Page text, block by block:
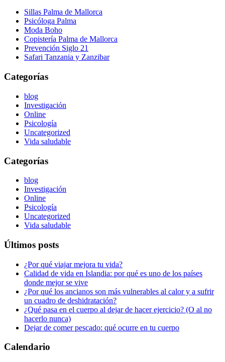
Sillas Palma de Mallorca
Psicóloga Palma
Moda Boho
Copistería Palma de Mallorca
Prevención Siglo 21
Safari Tanzania y Zanzibar
Categorías
blog
Investigación
Online
Psicología
Uncategorized
Vida saludable
Categorías
blog
Investigación
Online
Psicología
Uncategorized
Vida saludable
Últimos posts
¿Por qué viajar mejora tu vida?
Calidad de vida en Islandia: por qué es uno de los países
donde mejor se vive
¿Por qué los ancianos son más vulnerables al calor y a sufrir
un cuadro de deshidratación?
¿Qué pasa en el cuerpo al dejar de hacer ejercicio? (O al no
hacerlo nunca)
Dejar de comer pescado: qué ocurre en tu cuerpo
Calendario